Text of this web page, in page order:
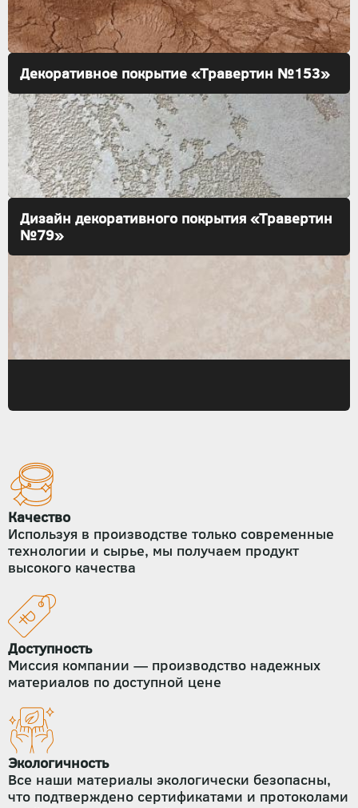
Декоративное покрытие «Травертин №153»
Дизайн декоративного покрытия «Травертин
№79»
Качество
Используя в производстве только современные
технологии и сырье, мы получаем продукт
высокого качества
Доступность
Миссия компании — производство надежных
материалов по доступной цене
Экологичность
Все наши материалы экологически безопасны,
что подтверждено сертификатами и протоколами